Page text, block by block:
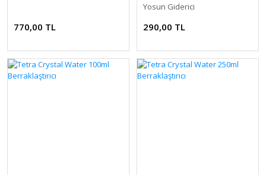
770,00 TL
Yosun Giderici
290,00 TL